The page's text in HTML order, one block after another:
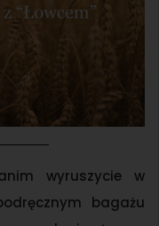
wyruszycie w
bagażu